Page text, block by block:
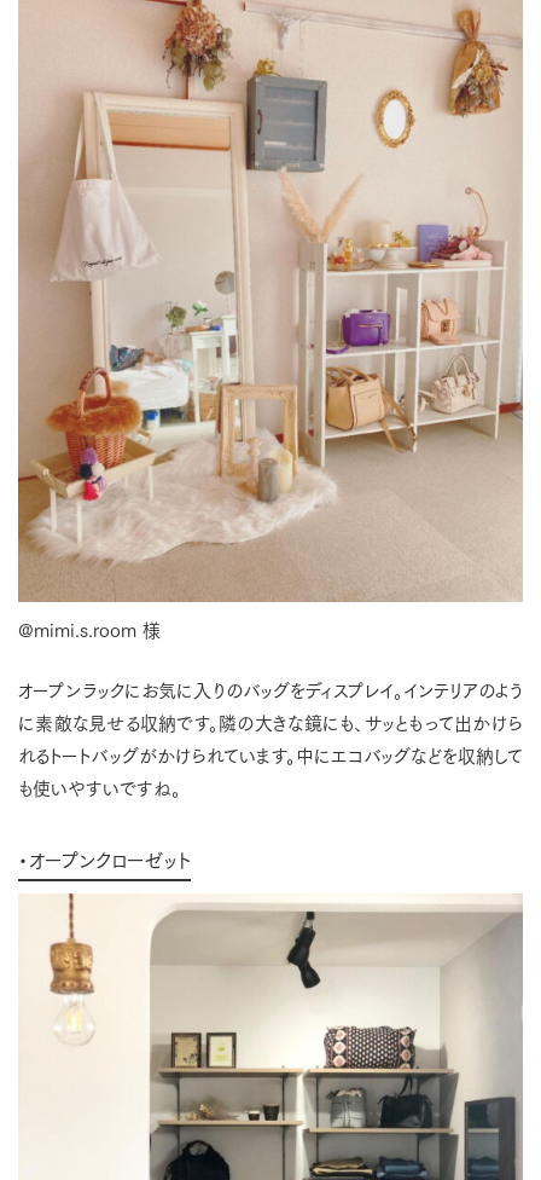
@mimi.s.room 様
オープンラックにお気に入りのバッグをディスプレイ。インテリアのよう
に素敵な見せる収納です。隣の大きな鏡にも、サッともって出かけら
れるトートバッグがかけられています。中にエコバッグなどを収納して
も使いやすいですね。
・オープンクローゼット